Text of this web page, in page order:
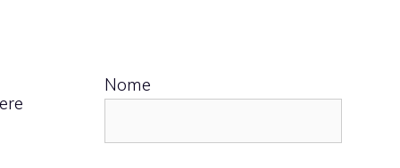
Nome